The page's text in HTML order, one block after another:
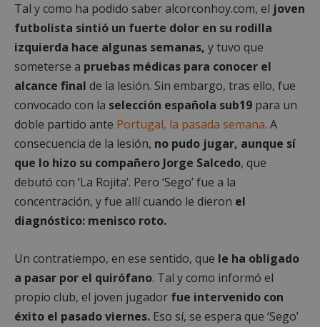
Tal y como ha podido saber alcorconhoy.com, el joven
futbolista sintió un fuerte dolor en su rodilla
izquierda hace algunas semanas, y tuvo que
someterse a pruebas médicas para conocer el
alcance final de la lesión. Sin embargo, tras ello, fue
convocado con la selección española sub19 para un
doble partido ante Portugal, la pasada semana. A
consecuencia de la lesión, no pudo jugar, aunque sí
que lo hizo su compañero Jorge Salcedo, que
debutó con ‘La Rojita’. Pero ‘Sego’ fue a la
concentración, y fue allí cuando le dieron el
diagnóstico: menisco roto.
Un contratiempo, en ese sentido, que le ha obligado
a pasar por el quirófano. Tal y como informó el
propio club, el joven jugador fue intervenido con
éxito el pasado viernes. Eso sí, se espera que ‘Sego’